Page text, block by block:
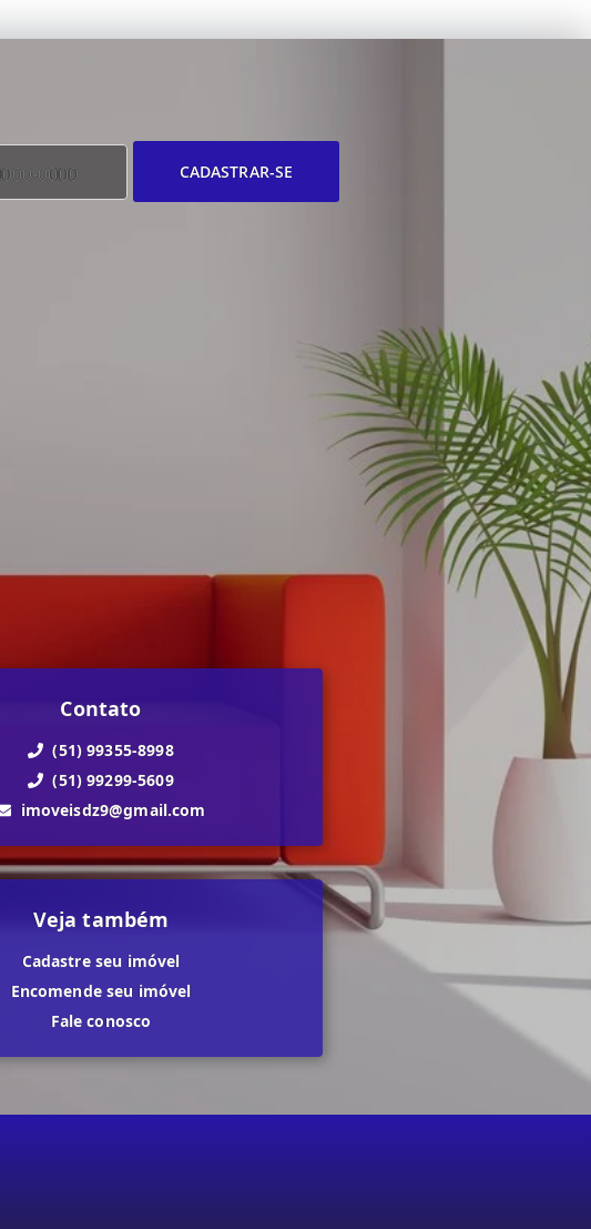
CADASTRAR-SE
Contato
(51) 99355-8998
(51) 99299-5609
imoveisdz9@gmail.com
Veja também
Cadastre seu imóvel
Encomende seu imóvel
Fale conosco